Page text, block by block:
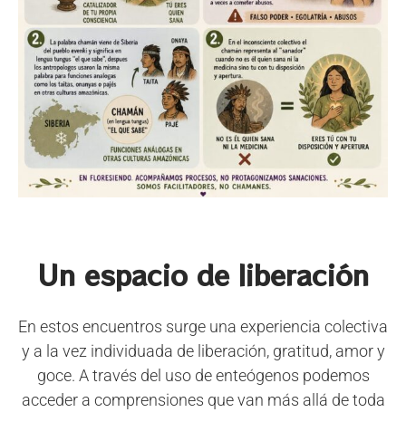
Un espacio de liberación
En estos encuentros surge una experiencia colectiva
y a la vez individuada de liberación, gratitud, amor y
goce. A través del uso de enteógenos podemos
acceder a comprensiones que van más allá de toda